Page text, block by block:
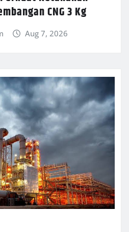
CNG 3 Kg
Aug 7, 2026